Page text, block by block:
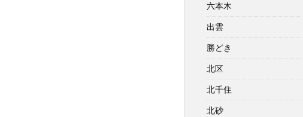
六本木
出雲
勝どき
北区
北千住
北砂